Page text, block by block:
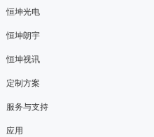
恒坤光电
恒坤朗宇
恒坤视讯
定制方案
服务与支持
应用